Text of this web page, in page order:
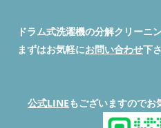
ドラム式洗濯機の分解クリーニ
まずはお気軽にお問い合わせ下
公式LINEもございますのでお